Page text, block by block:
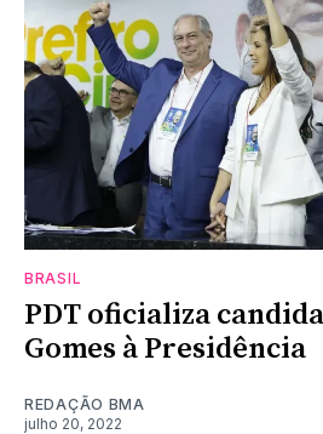
BRASIL
PDT oficializa
Gomes à Presidência
REDAÇÃO BMA
julho 20, 2022